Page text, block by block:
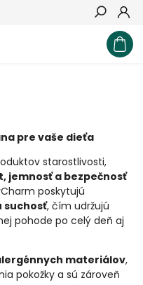
Hľadať
pre vaše dieťa
starostlivosti,
jemnosť a bezpečnosť
poskytujú
suchosť, čím udržujú
pohode po celý deň aj
materiálov,
pokožky a sú zároveň